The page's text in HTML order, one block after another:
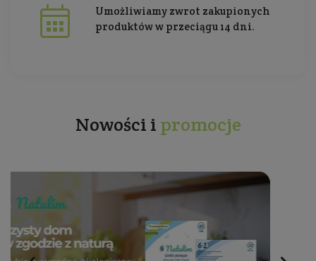
Umożliwiamy zwrot zakupionych
produktów w przeciągu 14 dni.
Nowości i promocje